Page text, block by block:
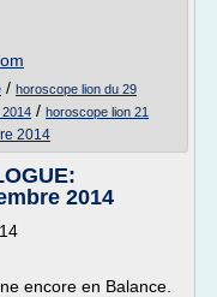
/ horoscope lion du 29
/ horoscope lion 21
2014
2014
encore en Balance.